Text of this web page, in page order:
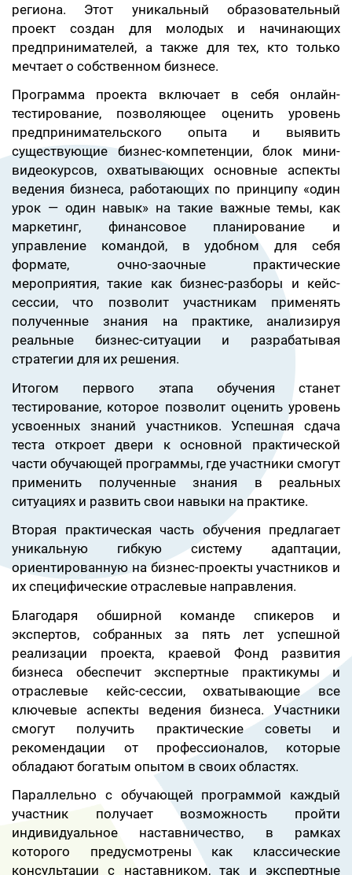
региона. Этот уникальный образовательный
проект создан для молодых и начинающих
предпринимателей, а также для тех, кто только
мечтает о собственном бизнесе.
Программа проекта включает в себя онлайн-
тестирование, позволяющее оценить уровень
предпринимательского опыта и выявить
существующие бизнес-компетенции, блок мини-
видеокурсов, охватывающих основные аспекты
ведения бизнеса, работающих по принципу «один
урок — один навык» на такие важные темы, как
маркетинг, финансовое планирование и
управление командой, в удобном для себя
формате, очно-заочные практические
мероприятия, такие как бизнес-разборы и кейс-
сессии, что позволит участникам применять
полученные знания на практике, анализируя
реальные бизнес-ситуации и разрабатывая
стратегии для их решения.
Итогом первого этапа обучения станет
тестирование, которое позволит оценить уровень
усвоенных знаний участников. Успешная сдача
теста откроет двери к основной практической
части обучающей программы, где участники смогут
применить полученные знания в реальных
ситуациях и развить свои навыки на практике.
Вторая практическая часть обучения предлагает
уникальную гибкую систему адаптации,
ориентированную на бизнес-проекты участников и
их специфические отраслевые направления.
Благодаря обширной команде спикеров и
экспертов, собранных за пять лет успешной
реализации проекта, краевой Фонд развития
бизнеса обеспечит экспертные практикумы и
отраслевые кейс-сессии, охватывающие все
ключевые аспекты ведения бизнеса. Участники
смогут получить практические советы и
рекомендации от профессионалов, которые
обладают богатым опытом в своих областях.
Параллельно с обучающей программой каждый
участник получает возможность пройти
индивидуальное наставничество, в рамках
которого предусмотрены как классические
консультации с наставником, так и экспертные